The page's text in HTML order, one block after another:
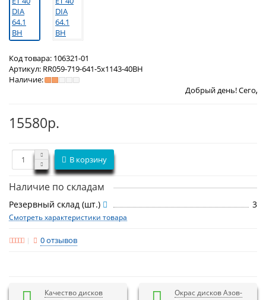
Код товара: 106321-01
Артикул: RR059-719-641-5x1143-40BH
Наличие:
Добрый день! Сегодня
15580р.
В корзину
Наличие по складам
Резервный склад (шт.) 3
Смотреть характеристики товара
0 отзывов
Качество дисков
Окрас дисков Азов-